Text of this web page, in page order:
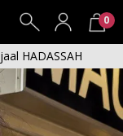
0
Sjaal HADASSAH